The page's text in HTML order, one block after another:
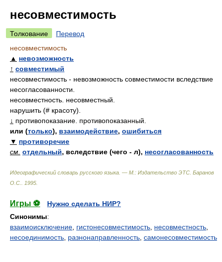
несовместимость
Толкование
Перевод
несовместимость
▲ невозможность
↑ совместимый
несовместимость - невозможность совместимости вследствие
несогласованности.
несовместность. несовместный.
нарушить (# красоту).
↓ противопоказание. противопоказанный.
или (только), взаимодействие, ошибиться
▼ противоречие
см. отдельный, вследствие (чего - л), несогласованность
Идеографический словарь русского языка. — М.: Издательство ЭТС Баранов
О.С.
1995
Игры ⚽
Нужно сделать НИР?
Синонимы:
взаимоисключение гистонесовместимость несовместность
несоединимость разнонаправленность самонесовместимость